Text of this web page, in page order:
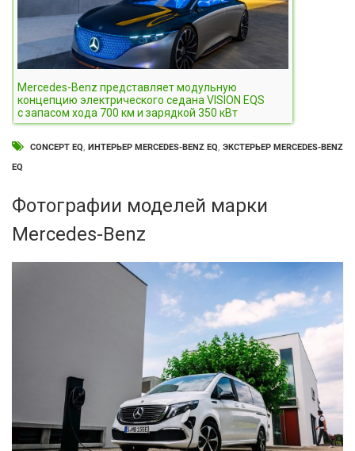
Mercedes-Benz представляет модульную
концепцию электрического седана VISION EQS
с запасом хода 700 км и зарядкой 350 кВт
CONCEPT EQ, ИНТЕРЬЕР MERCEDES-BENZ EQ, ЭКСТЕРЬЕР MERCEDES-BENZ
EQ
Фотографии моделей марки
Mercedes-Benz